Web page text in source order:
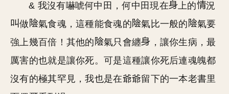
& 我沒有嚇唬何中田，何中田現在 上的
況
做
氣食魂，這種能食魂的 氣比一般的
氣要
強上幾百倍！其他的
氣只會纏
，讓你生病，最
厲害的也就是讓你死。可是這種讓你死后連魂魄都
沒有的極其罕見，我也是在爺爺留下的一本老書里